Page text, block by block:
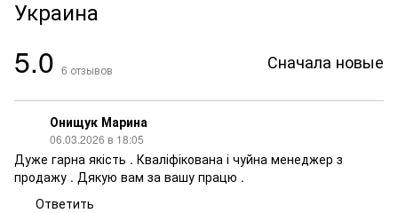
Украина
5.0 6 отзывов Сначала новые
Онищук Марина
06.03.2026 в 18:05
Дуже гарна якість . Кваліфікована і чуйна менеджер з
продажу . Дякую вам за вашу працю .
Ответить